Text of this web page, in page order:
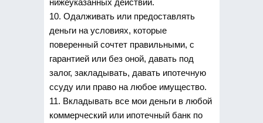
10. Одалживать или предоставлять
деньги на условиях, которые
поверенный сочтет правильными, с
гарантией или без оной, давать под
залог, закладывать, давать ипотечную
ссуду или право на любое имущество.
11. Вкладывать все мои деньги в любой
коммерческий или ипотечный банк по